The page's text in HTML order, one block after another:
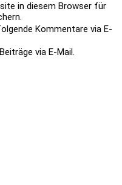
in diesem Browser für
Kommentare via E-
via E-Mail.